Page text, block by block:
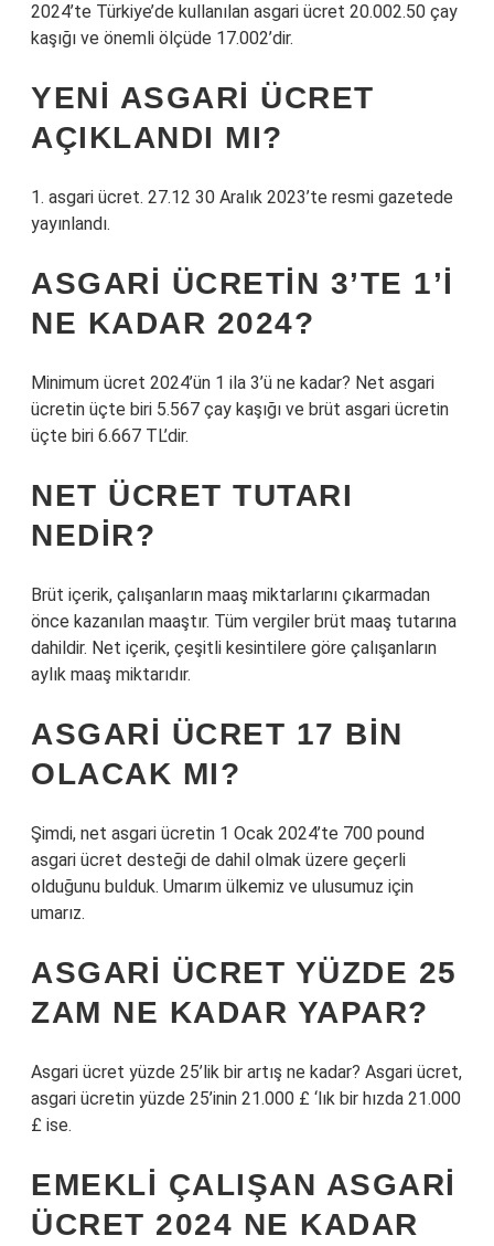
2024’te Türkiye’de kullanılan asgari ücret 20.002.50 çay
kaşığı ve önemli ölçüde 17.002’dir.
YENI ASGARI ÜCRET
AÇIKLANDI MI?
1. asgari ücret. 27.12 30 Aralık 2023’te resmi gazetede
yayınlandı.
ASGARI ÜCRETIN 3’TE 1’I
NE KADAR 2024?
Minimum ücret 2024’ün 1 ila 3’ü ne kadar? Net asgari
ücretin üçte biri 5.567 çay kaşığı ve brüt asgari ücretin
üçte biri 6.667 TL’dir.
NET ÜCRET TUTARI
NEDIR?
Brüt içerik, çalışanların maaş miktarlarını çıkarmadan
önce kazanılan maaştır. Tüm vergiler brüt maaş tutarına
dahildir. Net içerik, çeşitli kesintilere göre çalışanların
aylık maaş miktarıdır.
ASGARI ÜCRET 17 BIN
OLACAK MI?
Şimdi, net asgari ücretin 1 Ocak 2024’te 700 pound
asgari ücret desteği de dahil olmak üzere geçerli
olduğunu bulduk. Umarım ülkemiz ve ulusumuz için
umarız.
ASGARI ÜCRET YÜZDE 25
ZAM NE KADAR YAPAR?
Asgari ücret yüzde 25’lik bir artış ne kadar? Asgari ücret,
asgari ücretin yüzde 25’inin 21.000 £ ‘lık bir hızda 21.000
£ ise.
EMEKLI ÇALIŞAN ASGARI
ÜCRET 2024 NE KADAR